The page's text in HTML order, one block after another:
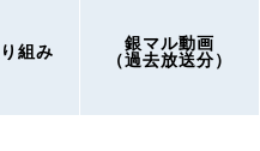
組み
銀マル動画
（過去放送分）